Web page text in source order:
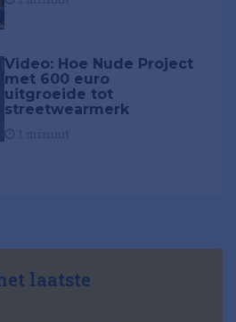
Video: Hoe Nude Project
met 600 euro
uitgroeide tot
streetwearmerk
laatste